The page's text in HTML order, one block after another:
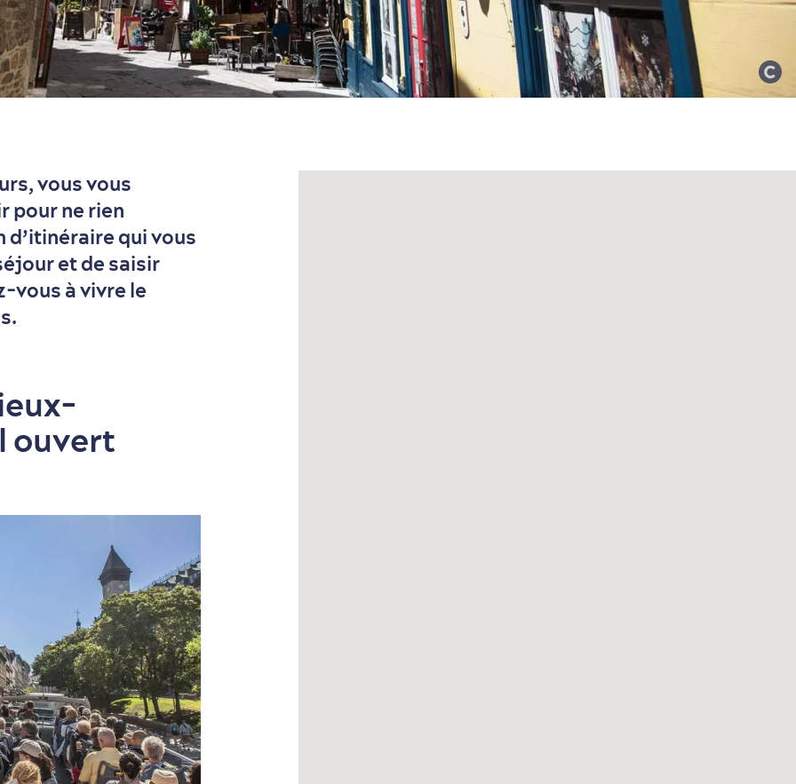
vous vous
pour ne rien
qui vous
et de saisir
vous à vivre le
ouvert